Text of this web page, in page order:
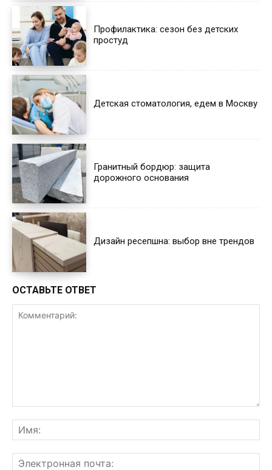
Профилактика: сезон без детских
простуд
Детская стоматология, едем в Москву
Гранитный бордюр: защита
дорожного основания
Дизайн ресепшна: выбор вне трендов
ОСТАВЬТЕ ОТВЕТ